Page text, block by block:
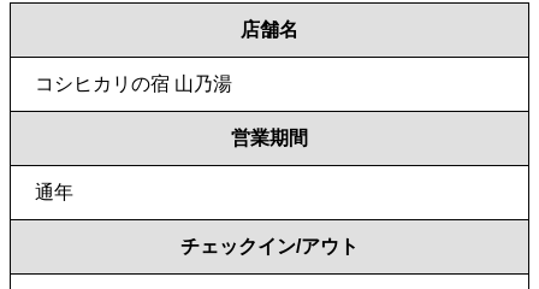
店舗名
コシヒカリの宿 山乃湯
営業期間
通年
チェックイン/アウト